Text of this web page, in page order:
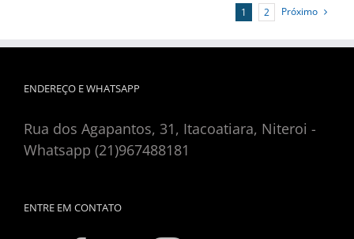
1 2 Próximo
ENDEREÇO E WHATSAPP
Rua dos Agapantos, 31, Itacoatiara, Niteroi -
Whatsapp (21)967488181
ENTRE EM CONTATO